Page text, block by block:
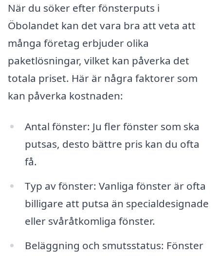
När du söker efter fönsterputs i
Öbolandet kan det vara bra att veta att
många företag erbjuder olika
paketlösningar, vilket kan påverka det
totala priset. Här är några faktorer som
kan påverka kostnaden:
Antal fönster: Ju fler fönster som ska
putsas, desto bättre pris kan du ofta
få.
Typ av fönster: Vanliga fönster är ofta
billigare att putsa än specialdesignade
eller svåråtkomliga fönster.
Beläggning och smutsstatus: Fönster